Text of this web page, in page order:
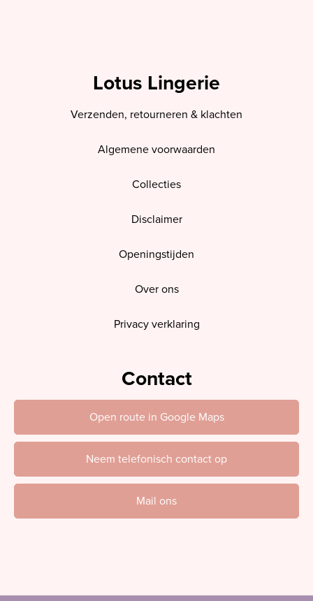
Lotus Lingerie
Verzenden, retourneren & klachten
Algemene voorwaarden
Collecties
Disclaimer
Openingstijden
Over ons
Privacy verklaring
Contact
Open route in Google Maps
Neem telefonisch contact op
Mail ons